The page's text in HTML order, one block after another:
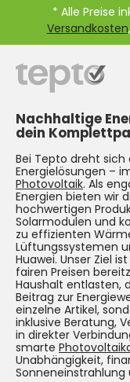
* Alle Preise
Versandkosten
Nachhaltige
dein
Bei Tepto dreht
Energielösungen –
Photovoltaik. Als
Energien bieten wir
hochwertigen
Solarmodulen und
zu effizienten
Lüftungssystemen
Huawei. Unser Ziel
fairen Preisen
Haushalt entlasten,
Beitrag zur
einzelne Artikel,
inklusive Beratung,
in direkter
smarte
Unabhängigkeit,